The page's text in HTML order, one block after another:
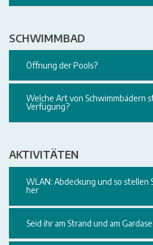
SCHWIMMBAD
Öffnung der Pools?
Welche Art von Schwimmbädern
Verfügung?
AKTIVITÄTEN
WLAN: Abdeckung und so stellen
her
Seid ihr am Strand und am